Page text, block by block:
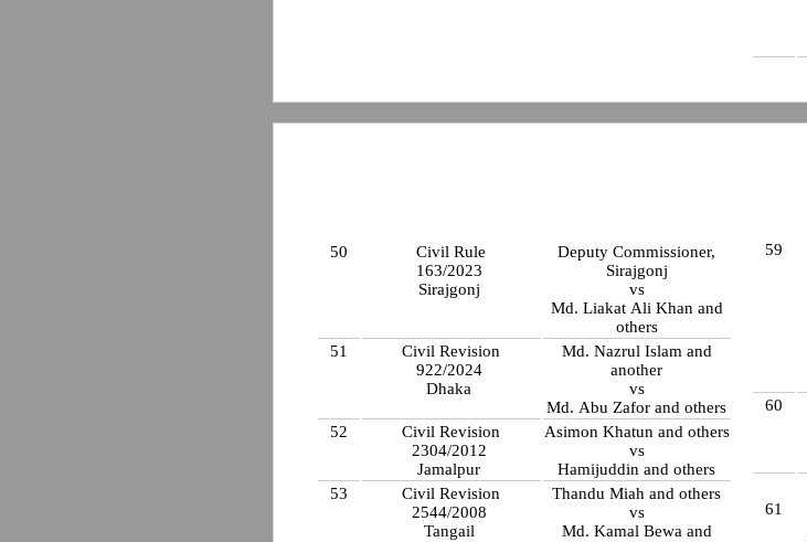
50
Civil Rule
163/2023
Sirajgonj
Deputy Commissioner,
Sirajgonj
vs
Md. Liakat Ali Khan and
others
51
Civil Revision
922/2024
Dhaka
Md. Nazrul Islam and
another
vs
Md. Abu Zafor and others
52
Civil Revision
2304/2012
Jamalpur
Asimon Khatun and others
vs
Hamijuddin and others
53
Civil Revision
2544/2008
Tangail
Thandu Miah and others
vs
Md. Kamal Bewa and
59
60
61